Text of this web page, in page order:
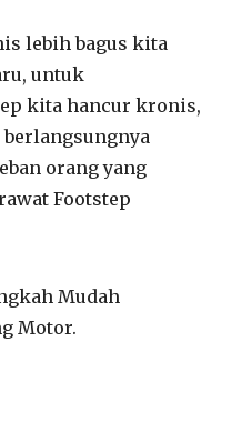
lebih bagus kita
untuk
kita hancur kronis,
berlangsungnya
orang yang
Footstep
Mudah
Motor.